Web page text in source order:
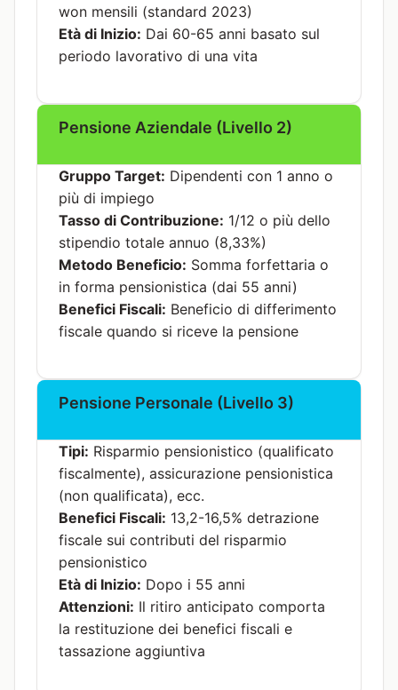
won mensili (standard 2023)
Età di Inizio: Dai 60-65 anni basato sul
periodo lavorativo di una vita
Pensione Aziendale (Livello 2)
Gruppo Target: Dipendenti con 1 anno o
più di impiego
Tasso di Contribuzione: 1/12 o più dello
stipendio totale annuo (8,33%)
Metodo Beneficio: Somma forfettaria o
in forma pensionistica (dai 55 anni)
Benefici Fiscali: Beneficio di differimento
fiscale quando si riceve la pensione
Pensione Personale (Livello 3)
Tipi: Risparmio pensionistico (qualificato
fiscalmente), assicurazione pensionistica
(non qualificata), ecc.
Benefici Fiscali: 13,2-16,5% detrazione
fiscale sui contributi del risparmio
pensionistico
Età di Inizio: Dopo i 55 anni
Attenzioni: Il ritiro anticipato comporta
la restituzione dei benefici fiscali e
tassazione aggiuntiva